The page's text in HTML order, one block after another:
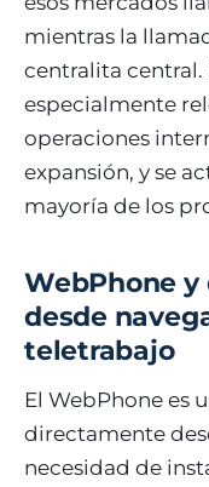
mientras la
centralita central.
especialmente
operaciones
expansión, y se
mayoría de los
WebPhone
desde
teletrabajo
El WebPhone es
directamente
necesidad de